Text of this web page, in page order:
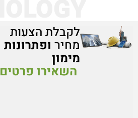
לקבלת הצעות
מחיר ופתרונות
מימון
השאירו פרטים